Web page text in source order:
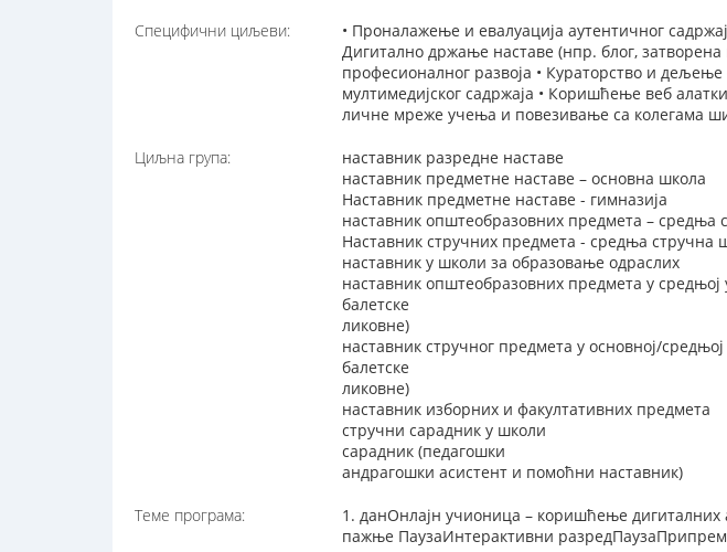
Специфични циљеви:
• Проналажење и евалуација аутентичног
Дигитално држање наставе (нпр. блог,
професионалног развоја • Кураторство и
мултимедијског садржаја • Коришћење веб
личне мреже учења и повезивање са колегама
Циљна група:
наставник разредне наставе
наставник предметне наставе – основна школа
Наставник предметне наставе - гимназија
наставник општеобразовних предмета – средња
Наставник стручних предмета - средња стручна
наставник у школи за образовање одраслих
наставник општеобразовних предмета у
балетске
ликовне)
наставник стручног предмета у основној/
балетске
ликовне)
наставник изборних и факултативних предмета
стручни сарадник у школи
сарадник (педагошки
андрагошки асистент и помоћни наставник)
Теме програма:
1. данОнлајн учионица – коришћење дигиталних
пажње ПаузаИнтерактивни